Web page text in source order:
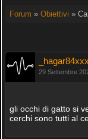
Forum » Obiettivi »
29 Settembre
gli occhi di gatto si
cerchi sono tutti al